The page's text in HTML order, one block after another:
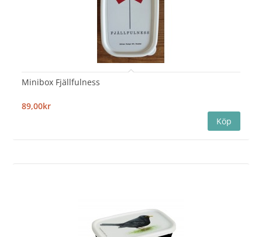
Minibox Fjällfulness
89,00kr